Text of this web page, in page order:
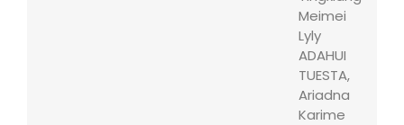
Meimei
Lyly
ADAHUI
TUESTA,
Ariadna
Karime